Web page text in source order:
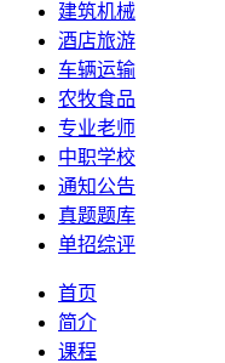
建筑机械
酒店旅游
车辆运输
农牧食品
专业老师
中职学校
通知公告
真题题库
单招综评
首页
简介
课程